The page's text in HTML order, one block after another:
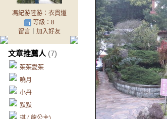
馮紀游陸游：衣貫道
等級：8
留言｜ 加入好友
文章推薦人 (7)
茱茱愛茱
曉月
小丹
默默